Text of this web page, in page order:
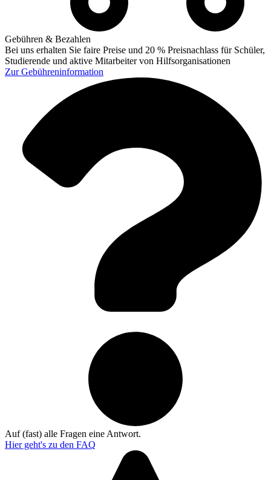
Gebühren & Bezahlen
Bei uns erhalten Sie faire Preise und 20 % Preisnachlass für Schüler,
Studierende und aktive Mitarbeiter von Hilfsorganisationen
ZurGebühreninformation
Auf (fast) alle Fragen eine Antwort.
Hier geht's zu den FAQ